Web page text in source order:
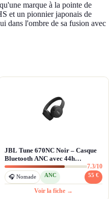
marque à la pointe de
et un pionnier japonais de
dans l'ombre de sa fusion avec
JBL Tune 670NC Noir – Casque
Bluetooth ANC avec 44h
d'autonomie
7.3/10
🎧 Nomade ANC 55 €
Voir la fiche →